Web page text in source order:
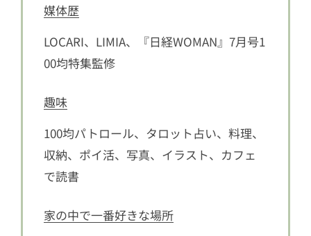
媒体歴
LOCARI、LIMIA、『日経WOMAN』7月号1
00均特集監修
趣味
100均パトロール、タロット占い、料理、
収納、ポイ活、写真、イラスト、カフェ
で読書
家の中で一番好きな場所